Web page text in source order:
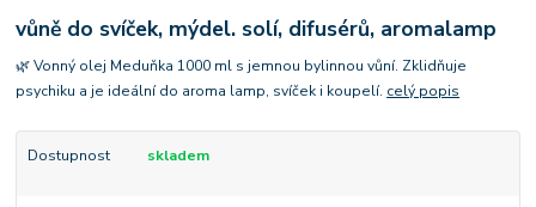
vůně do svíček, mýdel. solí, difusérů, aromalamp
🌿 Vonný olej Meduňka 1000 ml s jemnou bylinnou vůní. Zklidňuje
psychiku a je ideální do aroma lamp, svíček i koupelí. celý popis
Dostupnost skladem